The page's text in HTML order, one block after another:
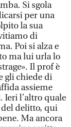
Si sgola
per una
la sua
di
Poi si alza e
ma lui urla lo
Il prof è
gli chiede di
assieme
Ieri l’altro quale
delitto, qui
Ma ancora